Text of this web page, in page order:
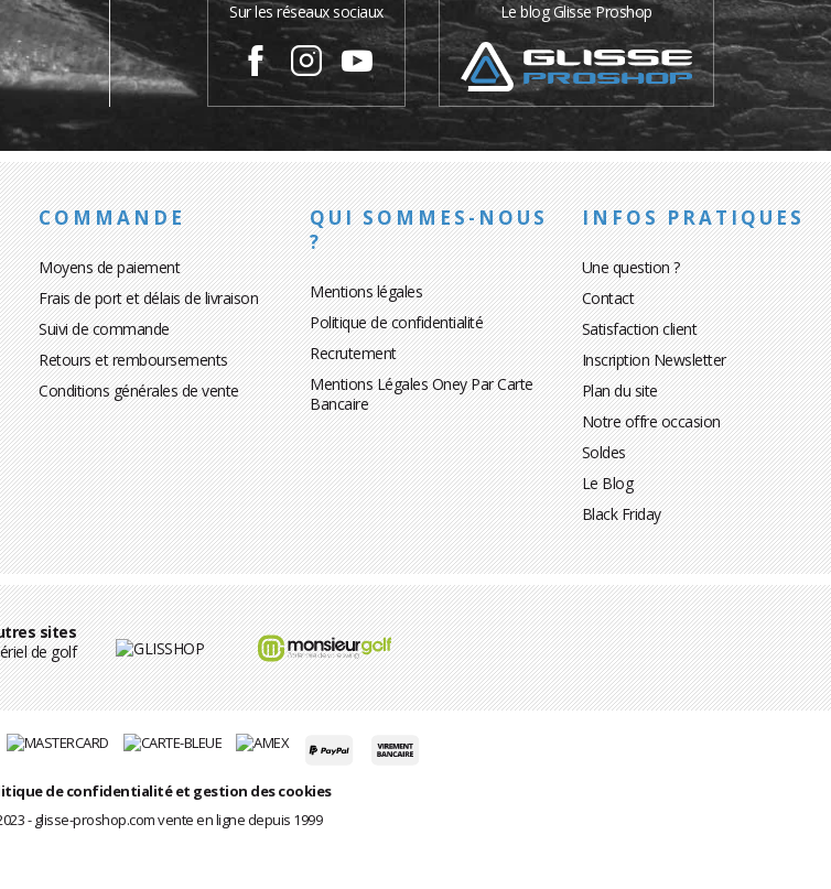
Sur les réseaux sociaux Le blog Glisse Proshop
COMMANDE
Moyens de paiement
Frais de port et délais de livraison
Suivi de commande
Retours et remboursements
Conditions générales de vente
QUI SOMMES-NOUS
?
Mentions légales
Politique de confidentialité
Recrutement
Mentions Légales Oney Par Carte
Bancaire
INFOS PRATIQUES
Une question ?
Contact
Satisfaction client
Inscription Newsletter
Plan du site
Notre offre occasion
Soldes
Le Blog
Black Friday
sites
de golf
de confidentialité et gestion des cookies
- glisse-proshop.com vente en ligne depuis 1999